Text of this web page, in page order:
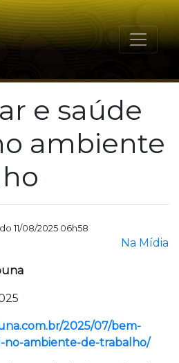
e saúde
ambiente
11/08/2025 06h58
Na Mídia
2025/07/bem-
no-ambiente-de-trabalho/